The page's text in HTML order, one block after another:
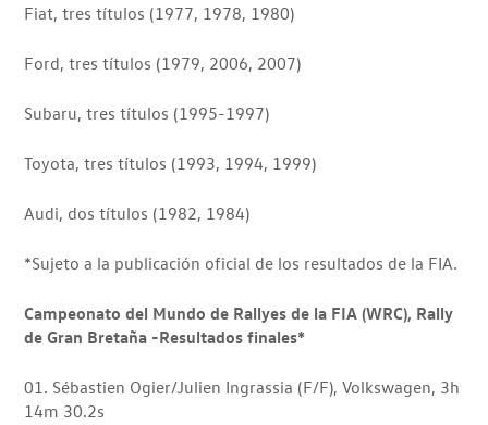
Fiat, tres títulos (1977, 1978, 1980)
Ford, tres títulos (1979, 2006, 2007)
Subaru, tres títulos (1995-1997)
Toyota, tres títulos (1993, 1994, 1999)
Audi, dos títulos (1982, 1984)
*Sujeto a la publicación oficial de los resultados de la FIA.
Campeonato del Mundo de Rallyes de la FIA (WRC), Rally
de Gran Bretaña -Resultados finales*
01. Sébastien Ogier/Julien Ingrassia (F/F), Volkswagen, 3h
14m 30.2s